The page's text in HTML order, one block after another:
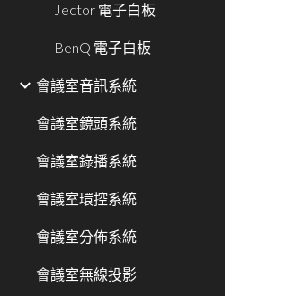
Jector 電子白板
BenQ 電子白板
會議室音訊系統
會議室鏡頭系統
會議室錄播系統
會議室環控系統
會議室分佈系統
會議室無線投影